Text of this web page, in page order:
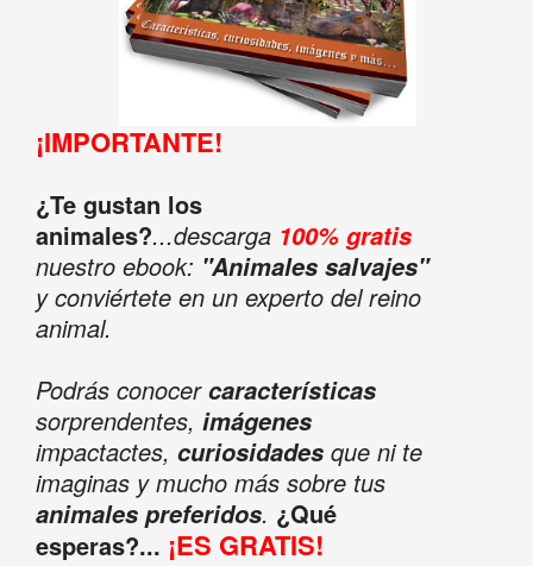
¡IMPORTANTE!
¿Te gustan los
animales?...descarga 100% gratis
nuestro ebook: "Animales salvajes"
y conviértete en un experto del reino
animal.
Podrás conocercaracterísticas
sorprendentes, imágenes
impactactes, curiosidadesque ni te
imaginas y mucho más sobre tus
animales preferidos. ¿Qué
esperas?... ¡ES GRATIS!